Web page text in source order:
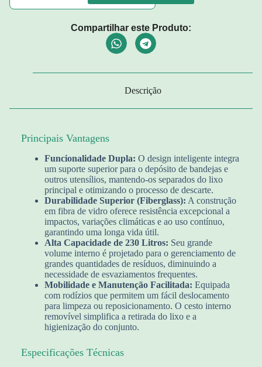
Compartilhar este Produto:
Descrição
Principais Vantagens
Funcionalidade Dupla: O design inteligente integra
um suporte superior para o depósito de bandejas e
outros utensílios, mantendo-os separados do lixo
principal e otimizando o processo de descarte.
Durabilidade Superior (Fiberglass): A construção
em fibra de vidro oferece resistência excepcional a
impactos, variações climáticas e ao uso contínuo,
garantindo uma longa vida útil.
Alta Capacidade de 230 Litros: Seu grande
volume interno é projetado para o gerenciamento de
grandes quantidades de resíduos, diminuindo a
necessidade de esvaziamentos frequentes.
Mobilidade e Manutenção Facilitada: Equipada
com rodízios que permitem um fácil deslocamento
para limpeza ou reposicionamento. O cesto interno
removível simplifica a retirada do lixo e a
higienização do conjunto.
Especificações Técnicas